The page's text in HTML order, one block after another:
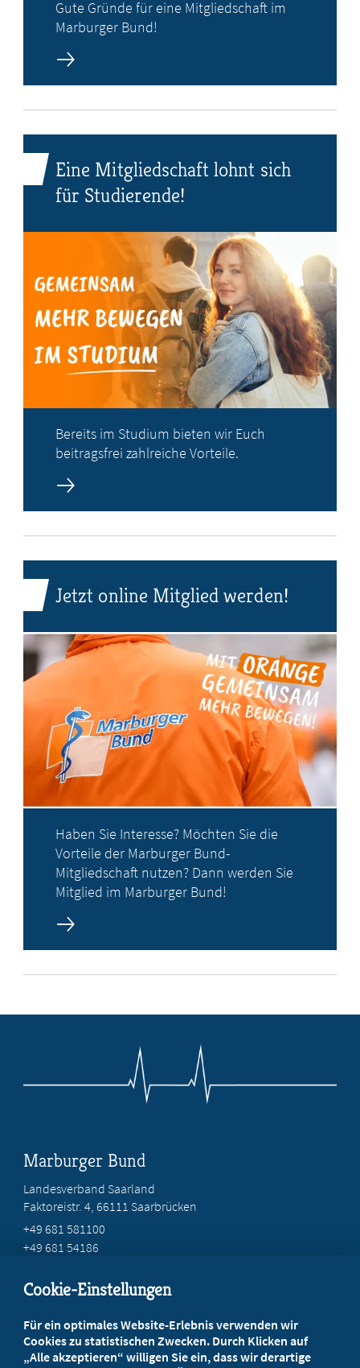
Gute Gründe für eine Mitgliedschaft im
Marburger Bund!
Eine Mitgliedschaft lohnt sich
für Studierende!
Bereits im Studium bieten wir Euch
beitragsfrei zahlreiche Vorteile.
Jetzt online Mitglied werden!
Haben Sie Interesse? Möchten Sie die
Vorteile der Marburger Bund-
Mitgliedschaft nutzen? Dann werden Sie
Mitglied im Marburger Bund!
Marburger Bund
Landesverband Saarland
Faktoreistr. 4, 66111 Saarbrücken
+49 681 581100
+49 681 54186
Ihr Landesverband berät Sie!
Cookie-Einstellungen
Für ein optimales Website-Erlebnis verwenden wir
Cookies zu statistischen Zwecken. Durch Klicken auf
„Alle akzeptieren“ willigen Sie ein, dass wir derartige